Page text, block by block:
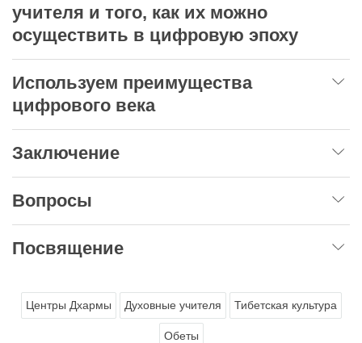
учителя и того, как их можно
осуществить в цифровую эпоху
Используем преимущества
цифрового века
Заключение
Вопросы
Посвящение
Центры Дхармы Духовные учителя Тибетская культура
Обеты